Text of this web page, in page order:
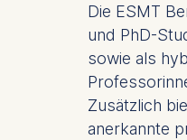
Die ESMT
und PhD-
sowie als
Zusätzlich
anerkannte